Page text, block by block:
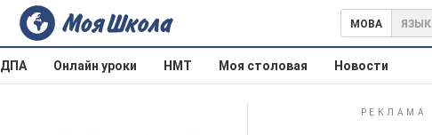
МОВА ЯЗЫК
ДПА Онлайн уроки НМТ Моя столовая Новости